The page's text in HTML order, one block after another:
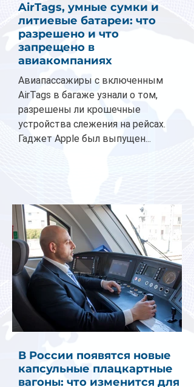
AirTags, умные сумки и
литиевые батареи: что
разрешено и что
запрещено в
авиакомпаниях
Авиапассажиры с включенным
AirTags в багаже узнали о том,
разрешены ли крошечные
устройства слежения на рейсах.
Гаджет Apple был выпущен...
В России появятся новые
капсульные плацкартные
вагоны: что изменится для